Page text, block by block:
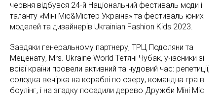
червня відбувся 24-й Національний фестиваль моди і
таланту «Міні Міс&Містер Україна» та фестиваль юних
моделей та дизайнерів Ukrainian Fashion Kids 2023.
Завдяки генеральному партнеру, ТРЦ Подоляни та
Меценату, Mrs. Ukraine World Тетяні Чубак, учасники зі
всієї країни провели активний та чудовий час: репетиції,
солодка вечірка на кораблі по озеру, командна гра в
боулінг, і на згадку посадили дерево Дружби Міні Міс